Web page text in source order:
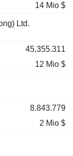
14 Mio $
Ltd.
45.355.311
12 Mio $
8.843.779
2 Mio $